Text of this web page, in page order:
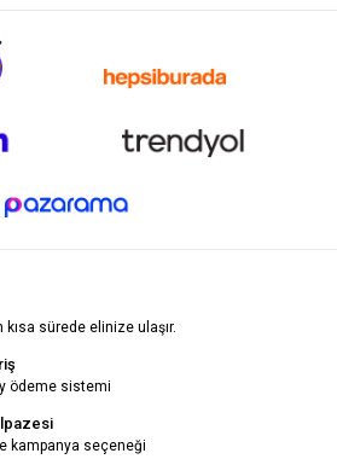
sürede elinize ulaşır.
ödeme sistemi
kampanya seçeneği